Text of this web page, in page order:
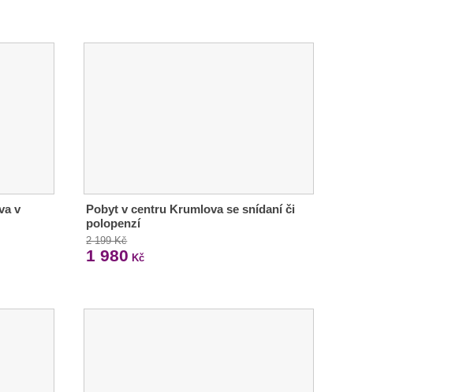
v
Pobyt v centru Krumlova se snídaní či
polopenzí
2 199 Kč
1 980 Kč